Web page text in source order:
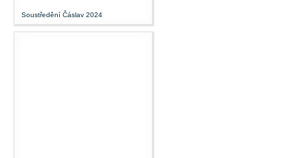
Soustředění Čáslav 2024